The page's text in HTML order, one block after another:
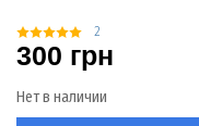
2
300 грн
Нет в наличии